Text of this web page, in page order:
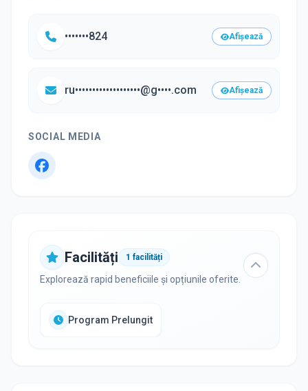
•••••••824 Afișează
ru•••••••••••••••••••@g••••.com Afișează
SOCIAL MEDIA
Facilități 1 facilități
Explorează rapid beneficiile și opțiunile oferite.
Program Prelungit